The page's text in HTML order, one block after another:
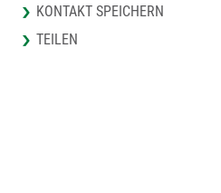
KONTAKT SPEICHERN
TEILEN